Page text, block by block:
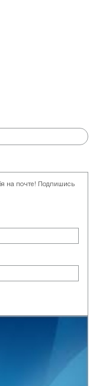
на почте! Подпишись